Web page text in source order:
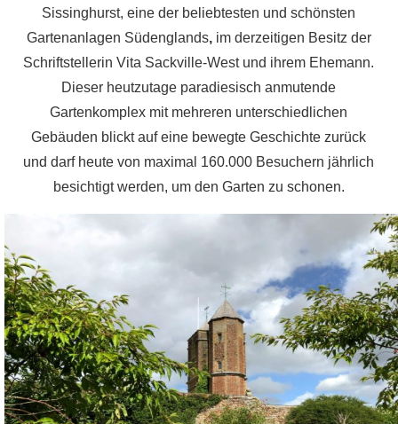
Sissinghurst, eine der beliebtesten und schönsten
Gartenanlagen Südenglands,im derzeitigen Besitz der
Schriftstellerin Vita Sackville-West und ihrem Ehemann.
Dieser heutzutage paradiesisch anmutende
Gartenkomplex mit mehreren unterschiedlichen
Gebäuden blickt auf eine bewegte Geschichte zurück
und darf heute von maximal 160.000 Besuchern jährlich
besichtigt werden, um den Garten zu schonen.